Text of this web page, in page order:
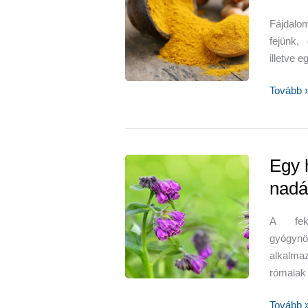
curry,
fejünk,
illetve
Tovább
Egy
A
Egy
Tovább